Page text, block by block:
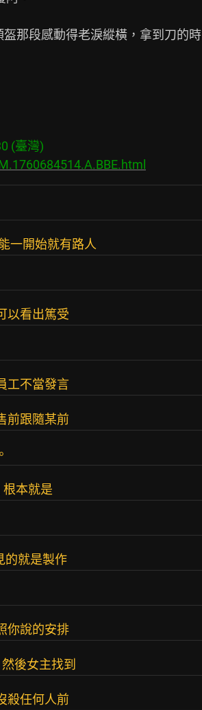
那段感動得老淚縱橫，拿到刀的時
(臺灣)
一開始就有路人
以看出篤受
工不當發言
前跟隨某前
本就是
的就是製作
你說的安排
後女主找到
殺任何人前